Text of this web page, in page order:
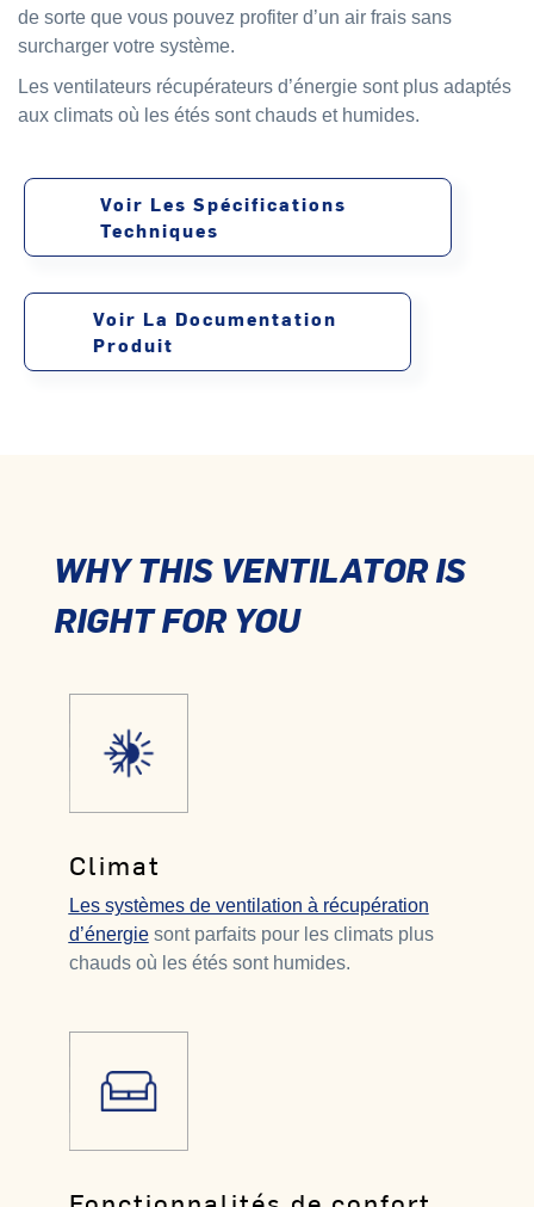
de sorte que vous pouvez profiter d’un air frais sans
surcharger votre système.
Les ventilateurs récupérateurs d’énergie sont plus adaptés
aux climats où les étés sont chauds et humides.
Voir Les Spécifications
Techniques
Voir La Documentation
Produit
WHY THIS VENTILATOR IS
RIGHT FOR YOU
Climat
Les systèmes de ventilation à récupération
d’énergiesont parfaits pour les climats plus
chauds où les étés sont humides.